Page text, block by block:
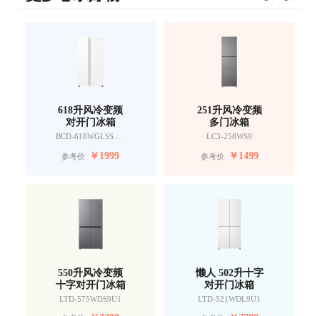
618升风冷变频
对开门冰箱
BCD-618WGLSSEDW9
参考价 ￥1999
251升风冷变频
多门冰箱
LC3-258WS9
参考价 ￥1499
550升风冷变频
十字对开门冰箱
LTD-575WDS9U1
懒人 502升十字
对开门冰箱
LTD-521WDL9U1